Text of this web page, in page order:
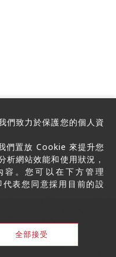
們致力於保護您的個人資
們置放 Cookie 來提升您
析網站效能和使用狀況，
容。您可以在下方管理
表您同意採用目前的設
全部接受